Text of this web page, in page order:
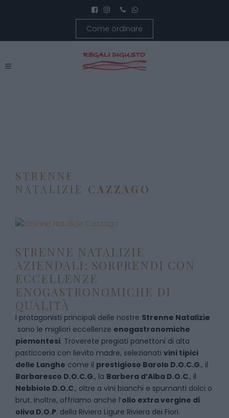
Come ordinare
STRENNE
NATALIZIE CAZZAGO
STRENNE NATALIZIE
AZIENDALI: SORPRENDI CON
ECCELLENZE
ENOGASTRONOMICHE DI
QUALITÀ
I protagonisti principali delle nostre Strenne Natalizie
sono le migliori eccellenze enogastronomiche
piemontesi. Troverete pregiati panettoni di alta
pasticceria con lievito madre, selezionati vini tipici
delle Langhe come il prestigioso Barolo D.O.C.G., il
Barbaresco D.O.C.G., la Barbera d’Alba D.O.C., il
Nebbiolo D.O.C., oltre a vini bianchi e spumanti dolci o
brut. Inoltre, offriamo anche l’olio extra vergine di
oliva D.O.P. della Riviera Ligure Riviera dei Fiori.